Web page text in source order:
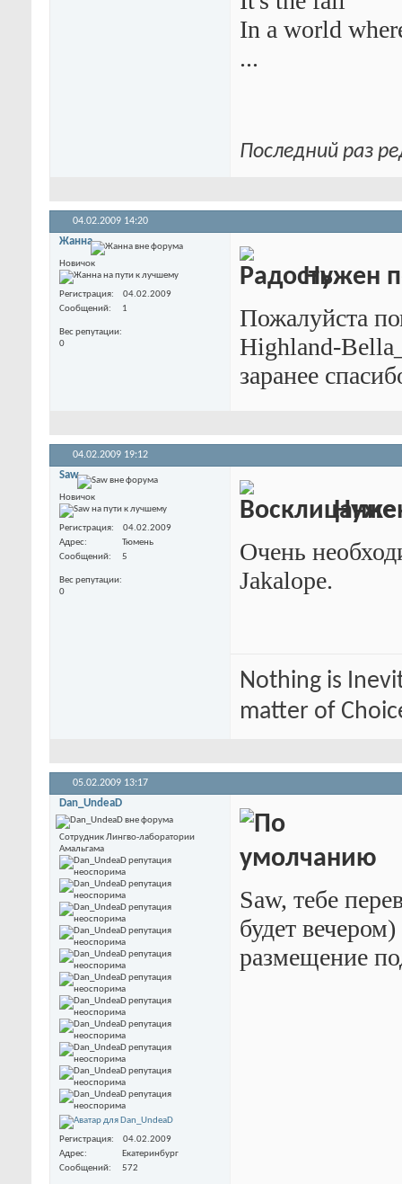
In a world
...
Последний раз
04.02.2009 14:20
Жанна
Новичок
Регистрация
04.02.2009
Сообщений
1
Вес репутации
0
Нужен
Пожалуйста
Highland-
заранее
04.02.2009 19:12
Saw
Новичок
Регистрация
04.02.2009
Адрес
Тюмень
Сообщений
5
Вес репутации
0
Очень
Jakalope.
Nothing is
matter of
05.02.2009 13:17
Dan_UndeaD
Сотрудник Лингво-лаборатории
Амальгама
Регистрация
04.02.2009
Адрес
Екатеринбург
Сообщений
572
Saw, тебе
будет
размещение